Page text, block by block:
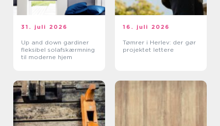
31. juli 2026
Up and down gardiner
fleksibel solafskærmning
til moderne hjem
16. juli 2026
Tømrer i Herlev: der gør
projektet lettere